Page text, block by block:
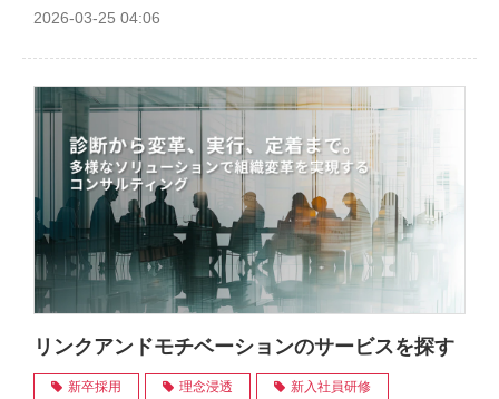
2026-03-25 04:06
リンクアンドモチベーションのサービスを探す
新卒採用 理念浸透 新入社員研修